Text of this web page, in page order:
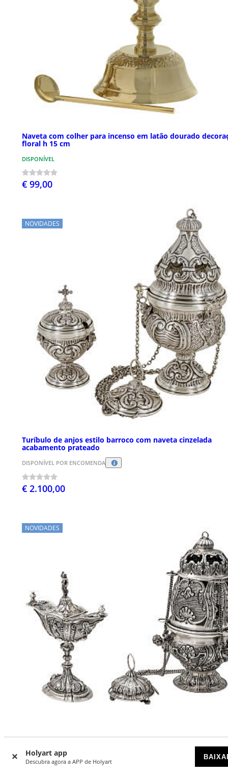
Holyart app
Descubra agora a APP de Holyart
Naveta com colher para incenso em latão dourado
floral h 15 cm
DISPONÍVEL
€ 99,00
NOVIDADES
Turíbulo de anjos estilo barroco com naveta cinzelada
acabamento prateado
DISPONÍVEL POR ENCOMENDA
€ 2.100,00
NOVIDADES
cm
DISPONÍVEL POR ENCOMENDA